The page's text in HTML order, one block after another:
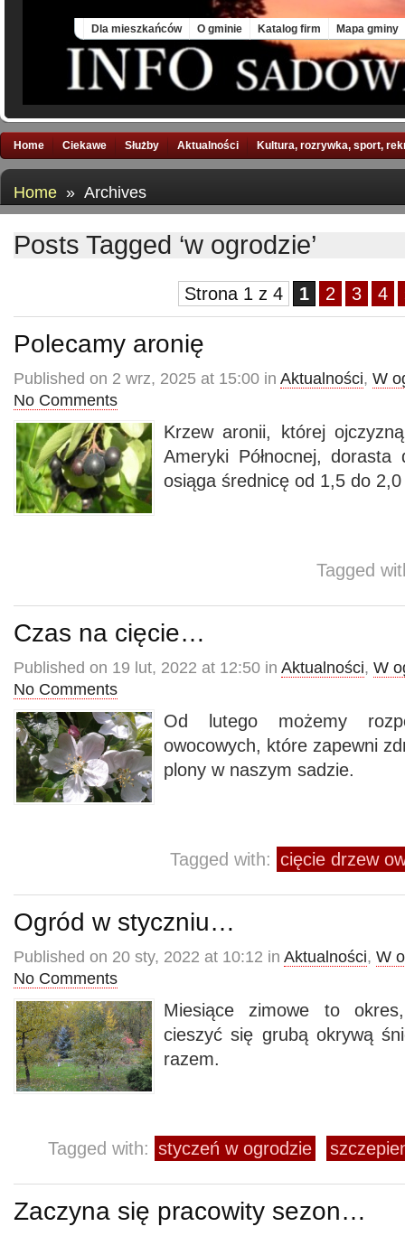
Dla mieszkańców O gminie Katalog firm Mapa gminy
Home Ciekawe Służby Aktualności Kultura, rozrywka, sport,
Home » Archives
Posts Tagged ‘w ogrodzie’
Strona 1 z 4 1 2 3 4
Polecamy aronię
Published on 2 wrz, 2025 at 15:00 in Aktualności, W
No Comments
Krzew aronii, której
Ameryki Północnej,
osiąga średnicę od 1,5 do
Tagged
Czas na cięcie…
Published on 19 lut, 2022 at 12:50 in Aktualności, W
No Comments
Od lutego możemy
owocowych, które zapewni
plony w naszym sadzie.
Tagged with: cięcie drzew
Ogród w styczniu…
Published on 20 sty, 2022 at 10:12 in Aktualności, W
No Comments
Miesiące zimowe to
cieszyć się grubą okrywą
razem.
Tagged with: styczeń w ogrodzie
Zaczyna się pracowity sezon…